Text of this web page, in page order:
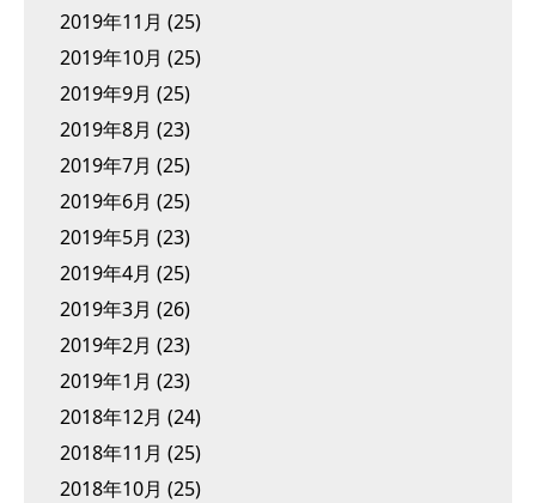
2019年11月 (25)
2019年10月 (25)
2019年9月 (25)
2019年8月 (23)
2019年7月 (25)
2019年6月 (25)
2019年5月 (23)
2019年4月 (25)
2019年3月 (26)
2019年2月 (23)
2019年1月 (23)
2018年12月 (24)
2018年11月 (25)
2018年10月 (25)